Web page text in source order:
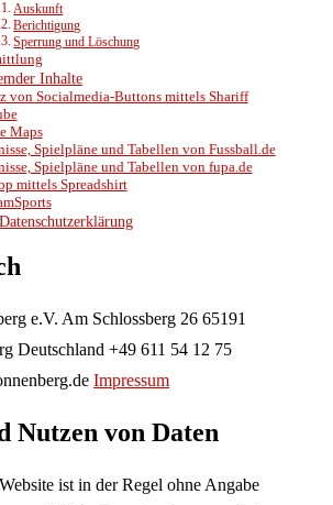
Auskunft
Berichtigung
Sperrung und Löschung
Inhalte
von Socialmedia-Buttons mittels Shariff
Maps
Spielpläne und Tabellen von Fussball.de
Spielpläne und Tabellen von fupa.de
mittels Spreadshirt
e.V. Am Schlossberg 26 65191
Deutschland +49 611 54 12 75
Impressum
Nutzen von Daten
ist in der Regel ohne Angabe